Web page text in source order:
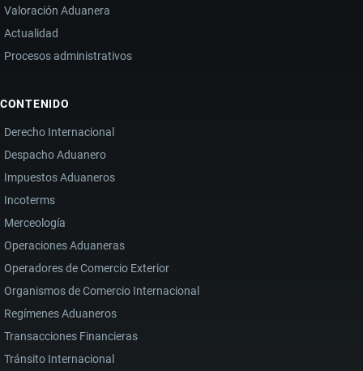
Valoración Aduanera
Actualidad
Procesos administrativos
CONTENIDO
Derecho Internacional
Despacho Aduanero
Impuestos Aduaneros
Incoterms
Merceología
Operaciones Aduaneras
Operadores de Comercio Exterior
Organismos de Comercio Internacional
Regímenes Aduaneros
Transacciones Financieras
Tránsito Internacional